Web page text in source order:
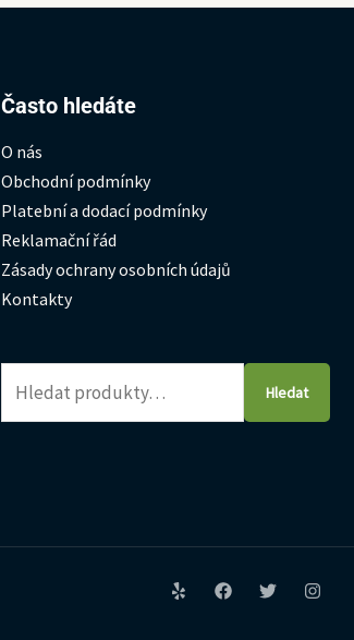
Často hledáte
O nás
Obchodní podmínky
Platební a dodací podmínky
Reklamační řád
Zásady ochrany osobních údajů
Kontakty
Hledat:
Hledat